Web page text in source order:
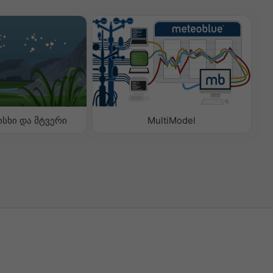
და მტვერი MultiModel